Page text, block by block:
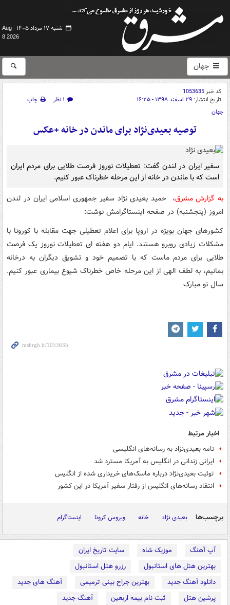
شنبه ۱۷ مرداد ۱۴۰۵ -
Aug
8 2026
جهان
کد خبر1053635
تاریخ انتشار: ۲۹ اسفند ۱۳۹۸ - ۱۶:۲۵ ۱ نظر
چاپ
جهان
توصیه بعیدی‌نژاد برای ماندن در خانه +عکس
سفیر ایران در لندن گفت: تعطیلات نوروز فرصت طلایی برای مردم ایران
است که با ماندن در خانه از این مرحله خطرناک عبور کنیم.
به گزارش مشرق، حمید بعیدی نژاد سفیر جمهوری اسلامی ایران در لندن
امروز (پنجشنبه) در صفحه اینستاگرامش نوشت:
کشورهای جهان بویژه در اروپا برای اعلام تعطیلی جهت مقابله با کورونا با
مشکلات زیادی روبرو هستند. ایام دو هفته ای تعطیلات نوروز یک فرصت
طلایی برای مردم ماست که با تصمیم خود و تشویق دیگران به درخانه
بمانیم، به لطف الهی از این مرحله خاص خطرناک شیوع بیماری عبور کنیم.
سال نو مبارک
اخبار مرتبط
نامه بعیدی‌نژاد به رسانه‌های انگلیسی
ایرانی زندانی در انگلیس به آمریکا مسترد شد
توئیت بعیدی‌نژاد درباره ماسک‌های خریداری شده از انگلیس
انتقاد رسانه‌های انگلیس از رفتار سفیر آمریکا در این کشور
برچسب‌ها بعیدی نژاد خانه ویروس کرونا اینستاگرام
آپ آهنگ موزیک شاه
سایت تاریخ ایران
بهترین هتل های استانبول
رزرو هتل استانبول
دانلود آهنگ جدید
بهترین جراح بینی ترمیمی
آهنگ های جدید
پرشین هتل
ثبت نام بیمه اربعین
آهنگ جدید